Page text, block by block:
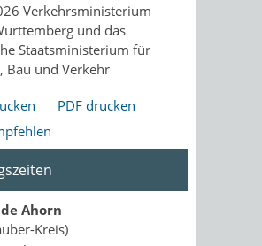
Verkehrsministerium
und das
Staatsministerium für
Bau und Verkehr
PDF drucken
Ahorn
Kreis)